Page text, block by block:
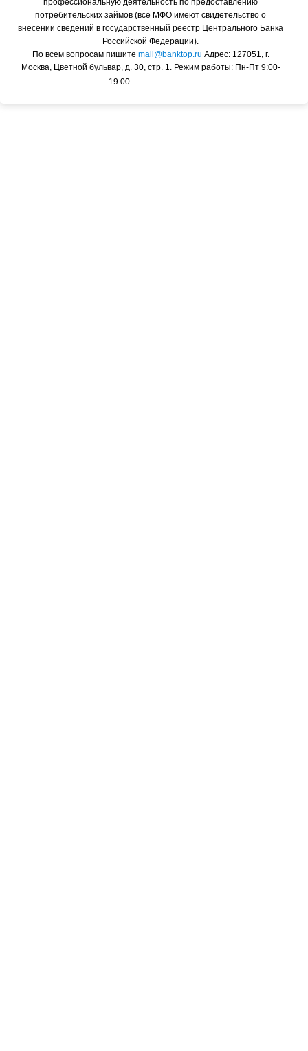
профессиональную деятельность по предоставлению
потребительских займов (все МФО имеют свидетельство о
внесении сведений в государственный реестр Центрального Банка
Российской Федерации).
По всем вопросам пишите mail@banktop.ru Адрес: 127051, г.
Москва, Цветной бульвар, д. 30, стр. 1. Режим работы: Пн-Пт 9:00-
19:00